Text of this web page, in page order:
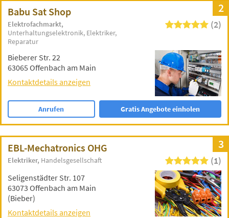
2
Babu Sat Shop
Elektrofachmarkt
Unterhaltungselektronik Elektriker
Reparatur
(2)
Bieberer Str. 22
63065 Offenbach am Main
Kontaktdetails anzeigen
Anrufen Gratis Angebote einholen
3
EBL-Mechatronics OHG
Elektriker Handelsgesellschaft (1)
Seligenstädter Str. 107
63073 Offenbach am Main
(Bieber)
Kontaktdetails anzeigen